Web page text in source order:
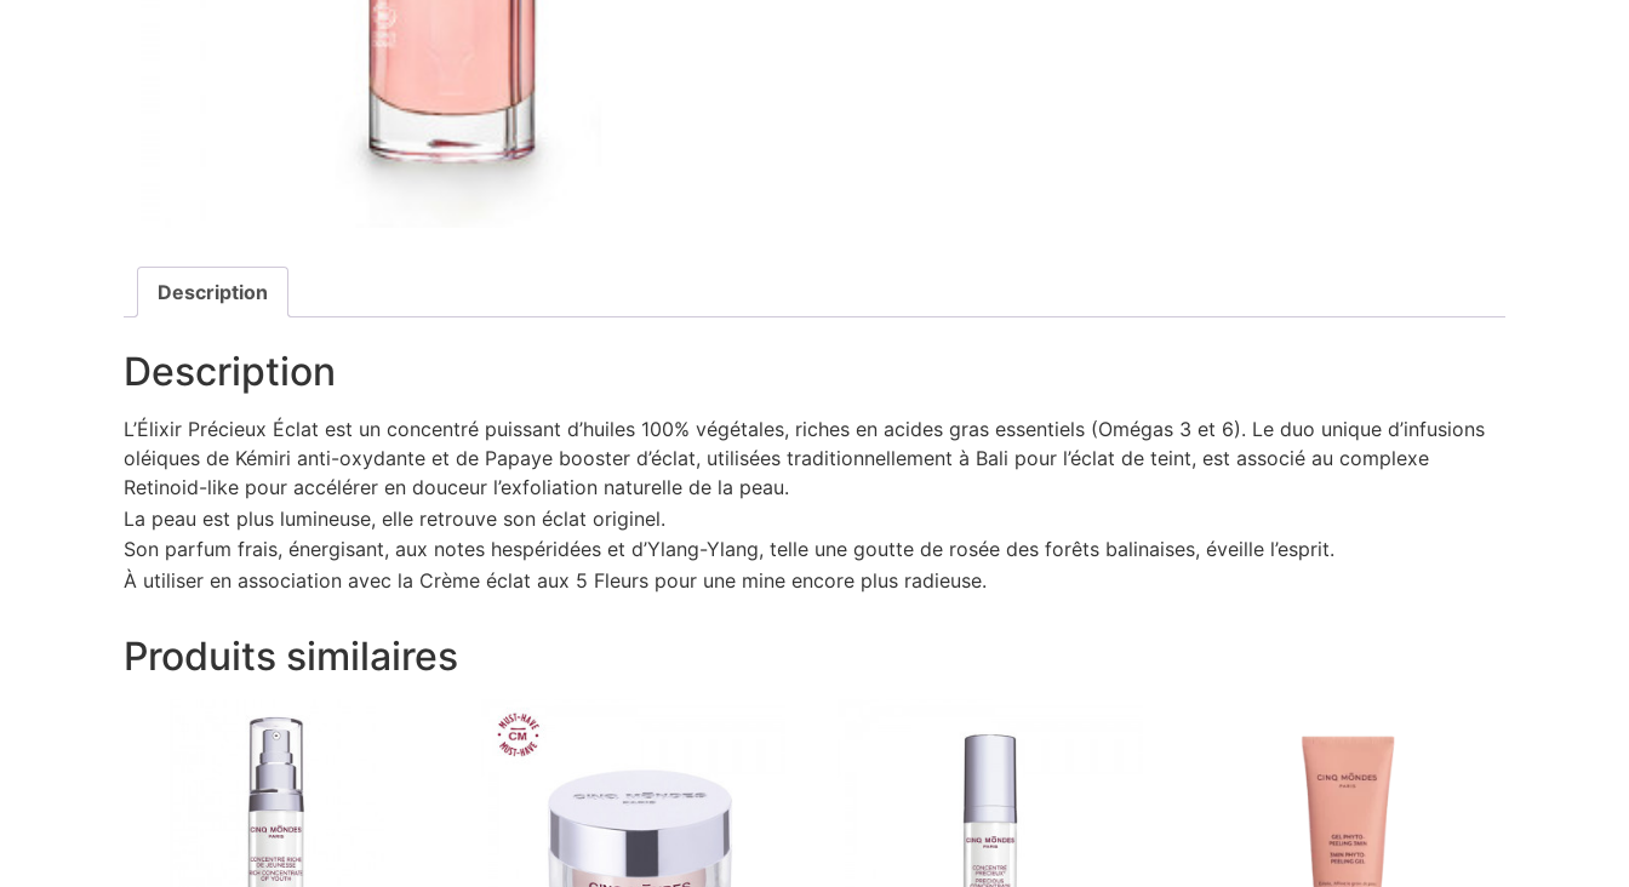
Description
Description
L’Élixir Précieux Éclat est un concentré puissant d’huiles 100% végétales, riches en acides gras essentiels (Omégas 3 et 6). Le duo unique d’infusions
oléiques de Kémiri anti-oxydante et de Papaye booster d’éclat, utilisées traditionnellement à Bali pour l’éclat de teint, est associé au complexe
Retinoid-like pour accélérer en douceur l’exfoliation naturelle de la peau.
La peau est plus lumineuse, elle retrouve son éclat originel.
Son parfum frais, énergisant, aux notes hespéridées et d’Ylang-Ylang, telle une goutte de rosée des forêts balinaises, éveille l’esprit.
À utiliser en association avec la Crème éclat aux 5 Fleurs pour une mine encore plus radieuse.
Produits similaires